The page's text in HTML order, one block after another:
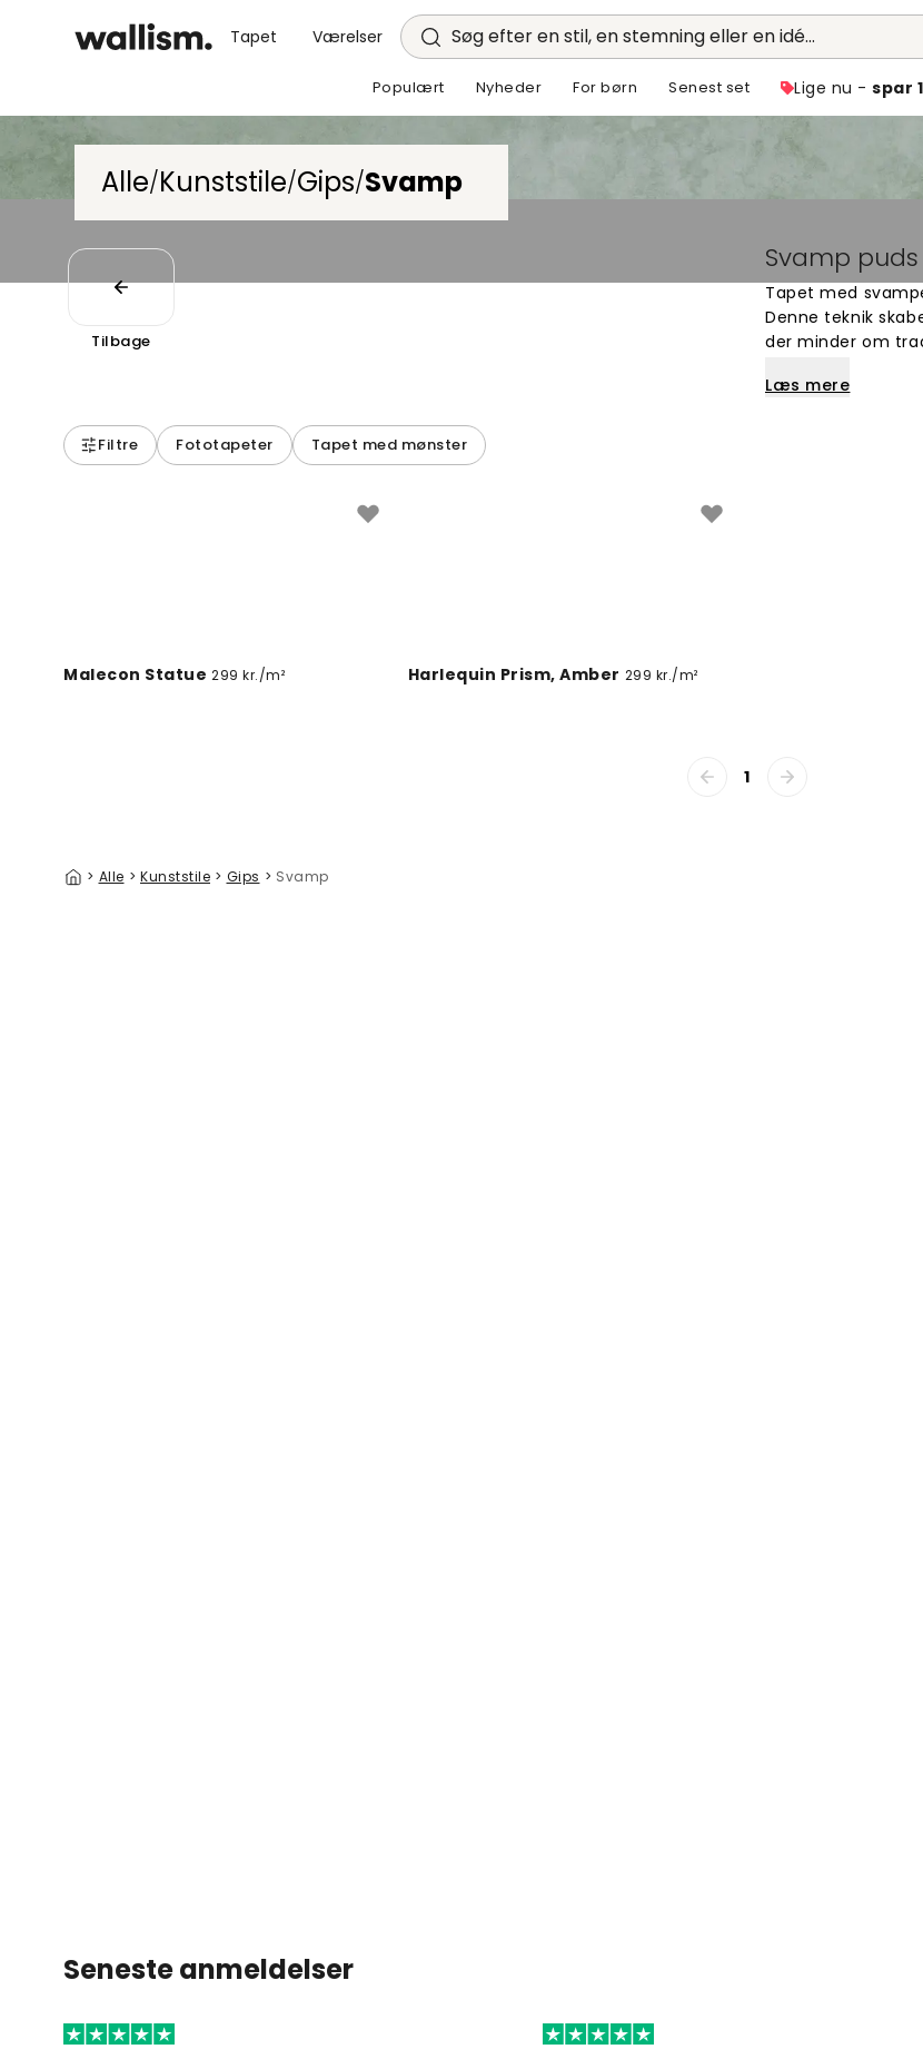
Tapet Værelser Søg efter en stil, en stemning eller en idé...
Populært Nyheder For børn Senest set Lige nu - spar
Alle/Kunststile/Gips/Svamp
Tilbage
Svamp
Tapet med
Denne teknik
der minder om
du ønsker en
Læs mere
Filtre Fototapeter Tapet med mønster
Malecon Statue 299 kr./m² Harlequin Prism, Amber 299 kr./m²
1
> Alle > Kunststile > Gips > Svamp
Seneste anmeldelser